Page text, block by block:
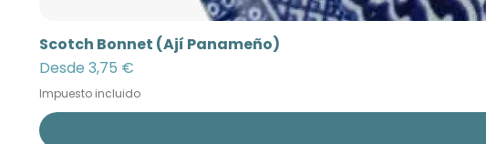
Scotch Bonnet (Ají Panameño)
Desde 3,75 €
Precio de oferta
Impuesto incluido